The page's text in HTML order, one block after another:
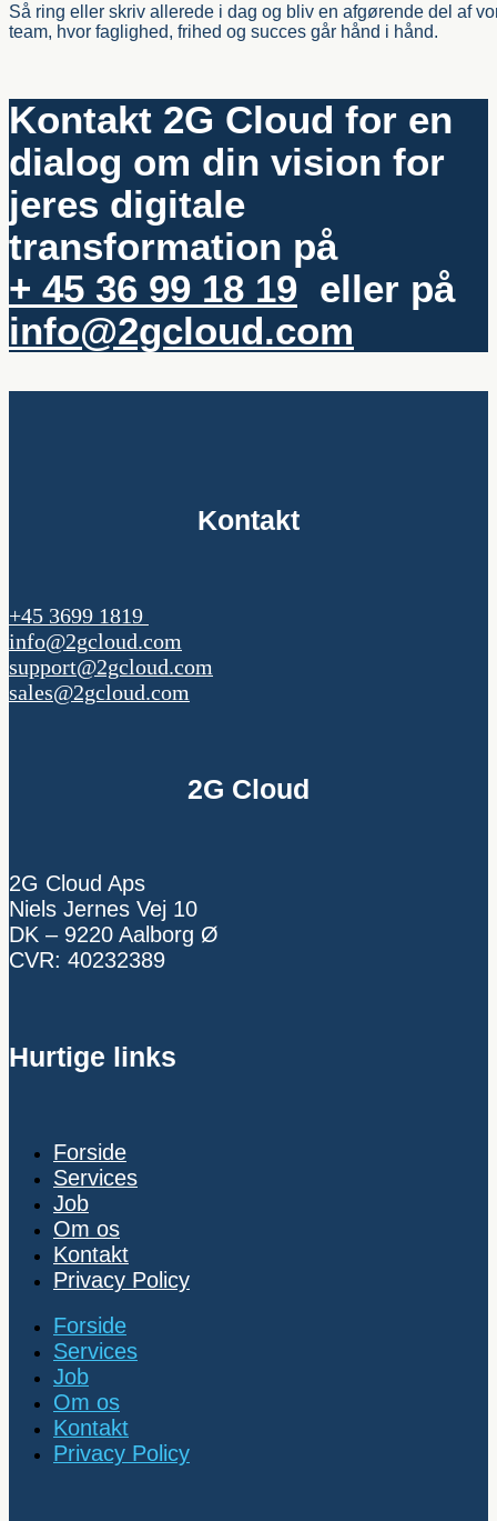
Så ring eller skriv allerede i dag og bliv en afgørende del af
team, hvor faglighed, frihed og succes går hånd i hånd.
Kontakt 2G Cloud for en
dialog om din vision for
jeres digitale
transformation på
+ 45 36 99 18 19 eller på
info@2gcloud.com
Kontakt
+45 3699 1819
info@2gcloud.com
support@2gcloud.com
sales@2gcloud.com
2G Cloud
2G Cloud Aps
Niels Jernes Vej 10
DK – 9220 Aalborg Ø
CVR: 40232389
Hurtige links
Forside
Services
Job
Om os
Kontakt
Privacy Policy
Forside
Services
Job
Om os
Kontakt
Privacy Policy